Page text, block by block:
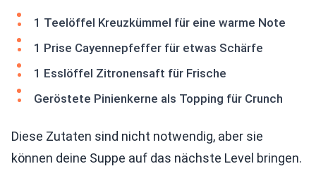
1 Teelöffel Kreuzkümmel für eine warme Note
1 Prise Cayennepfeffer für etwas Schärfe
1 Esslöffel Zitronensaft für Frische
Geröstete Pinienkerne als Topping für Crunch
Diese Zutaten sind nicht notwendig, aber sie
können deine Suppe auf das nächste Level bringen.